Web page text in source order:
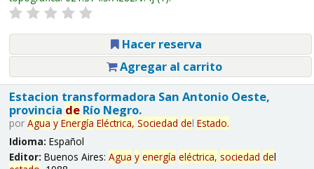
Hacer reserva
Agregar al carrito
Estacion transformadora San Antonio Oeste,
provincia deRío Negro.
por Agua y Energía Eléctrica, Sociedad del Estado.
Idioma: Español
Editor: Buenos Aires: Agua y energía eléctrica, sociedad del